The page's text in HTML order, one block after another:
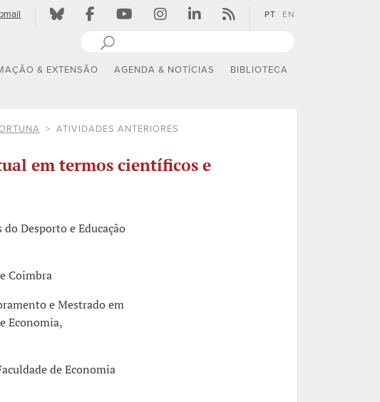
PT EN
& EXTENSÃO AGENDA & NOTÍCIAS BIBLIOTECA
ATIVIDADES ANTERIORES
em termos científicos e
Desporto e Educação
Coimbra
e Mestrado em
Economia,
de Economia